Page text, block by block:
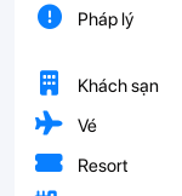
Pháp lý
Khách sạn
Vé
Resort